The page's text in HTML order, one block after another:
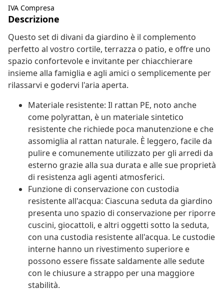
IVA Compresa
Descrizione
Questo set di divani da giardino è il complemento
perfetto al vostro cortile, terrazza o patio, e offre uno
spazio confortevole e invitante per chiacchierare
insieme alla famiglia e agli amici o semplicemente per
rilassarvi e godervi l'aria aperta.
Materiale resistente: Il rattan PE, noto anche
come polyrattan, è un materiale sintetico
resistente che richiede poca manutenzione e che
assomiglia al rattan naturale. È leggero, facile da
pulire e comunemente utilizzato per gli arredi da
esterno grazie alla sua durata e alle sue proprietà
di resistenza agli agenti atmosferici.
Funzione di conservazione con custodia
resistente all'acqua: Ciascuna seduta da giardino
presenta uno spazio di conservazione per riporre
cuscini, giocattoli, e altri oggetti sotto la seduta,
con una custodia resistente all'acqua. Le custodie
interne hanno un rivestimento superiore e
possono essere fissate saldamente alle sedute
con le chiusure a strappo per una maggiore
stabilità.